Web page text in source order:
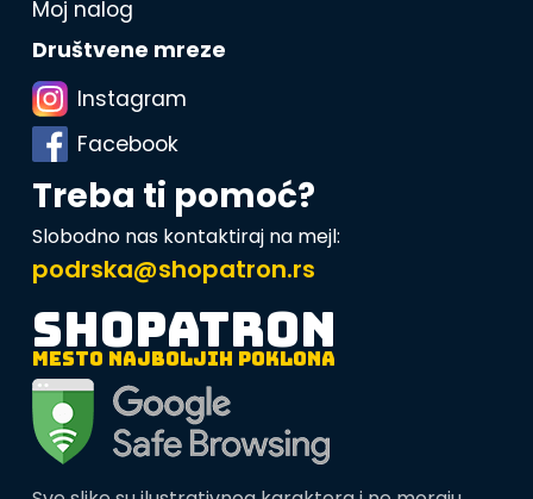
Moj nalog
Društvene mreze
Instagram
Facebook
Treba ti pomoć?
Slobodno nas kontaktiraj na mejl:
podrska@shopatron.rs
SHOPATRON
MESTO NAJBOLJIH POKLONA